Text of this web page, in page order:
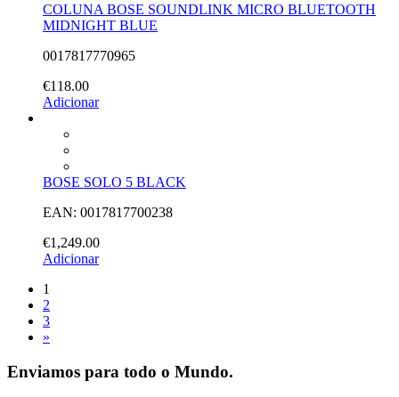
COLUNA BOSE SOUNDLINK MICRO BLUETOOTH
MIDNIGHT BLUE
0017817770965
€118.00
Adicionar
BOSE SOLO 5 BLACK
EAN: 0017817700238
€1,249.00
Adicionar
1
2
3
»
Enviamos para todo o Mundo.